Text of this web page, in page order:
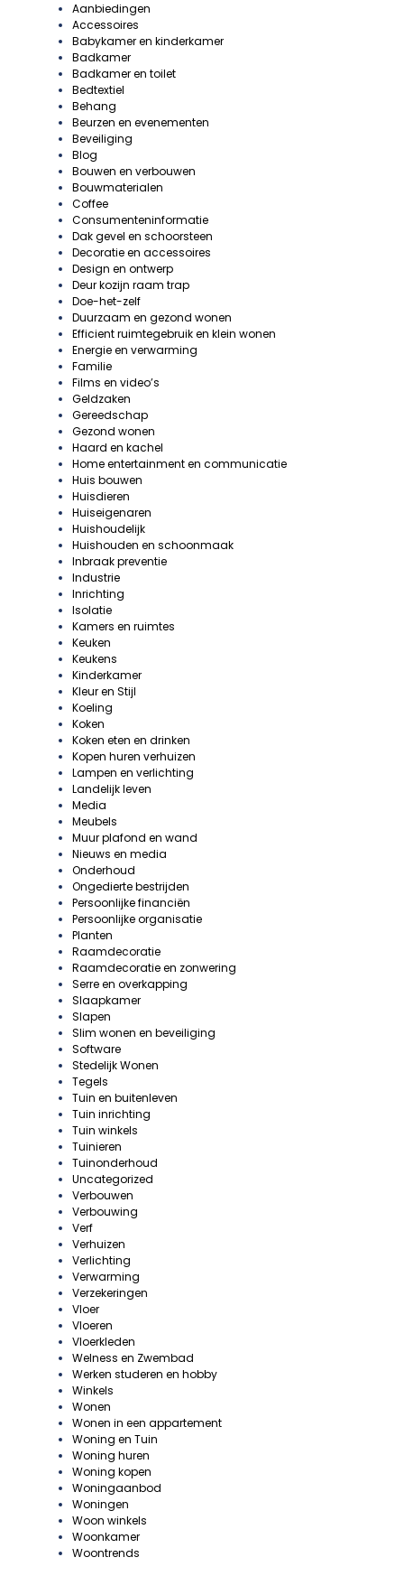
Aanbiedingen
Accessoires
Babykamer en kinderkamer
Badkamer
Badkamer en toilet
Bedtextiel
Behang
Beurzen en evenementen
Beveiliging
Blog
Bouwen en verbouwen
Bouwmaterialen
Coffee
Consumenteninformatie
Dak gevel en schoorsteen
Decoratie en accessoires
Design en ontwerp
Deur kozijn raam trap
Doe-het-zelf
Duurzaam en gezond wonen
Efficient ruimtegebruik en klein wonen
Energie en verwarming
Familie
Films en video’s
Geldzaken
Gereedschap
Gezond wonen
Haard en kachel
Home entertainment en communicatie
Huis bouwen
Huisdieren
Huiseigenaren
Huishoudelijk
Huishouden en schoonmaak
Inbraak preventie
Industrie
Inrichting
Isolatie
Kamers en ruimtes
Keuken
Keukens
Kinderkamer
Kleur en Stijl
Koeling
Koken
Koken eten en drinken
Kopen huren verhuizen
Lampen en verlichting
Landelijk leven
Media
Meubels
Muur plafond en wand
Nieuws en media
Onderhoud
Ongedierte bestrijden
Persoonlijke financiën
Persoonlijke organisatie
Planten
Raamdecoratie
Raamdecoratie en zonwering
Serre en overkapping
Slaapkamer
Slapen
Slim wonen en beveiliging
Software
Stedelijk Wonen
Tegels
Tuin en buitenleven
Tuin inrichting
Tuin winkels
Tuinieren
Tuinonderhoud
Uncategorized
Verbouwen
Verbouwing
Verf
Verhuizen
Verlichting
Verwarming
Verzekeringen
Vloer
Vloeren
Vloerkleden
Welness en Zwembad
Werken studeren en hobby
Winkels
Wonen
Wonen in een appartement
Woning en Tuin
Woning huren
Woning kopen
Woningaanbod
Woningen
Woon winkels
Woonkamer
Woontrends